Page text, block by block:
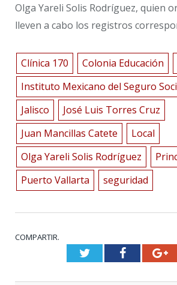
Olga Yareli Solis Rodríguez, quien
lleven a cabo los registros
Clínica 170 Colonia Educación
Instituto Mexicano del Seguro
Jalisco
José Luis Torres Cruz
Juan Mancillas Catete
Local
Olga Yareli Solis Rodríguez
Puerto Vallarta
seguridad
COMPARTIR.
TwitterFacebook